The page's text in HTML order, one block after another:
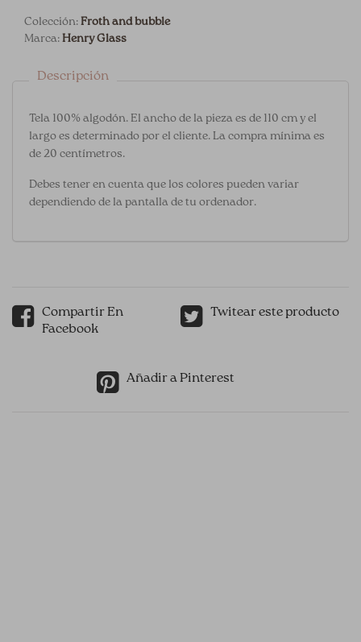
Colección:Froth and bubble
Marca:Henry Glass
Descripción
Tela 100% algodón. El ancho de la pieza es de 110 cm y el
largo es determinado por el cliente. La compra mínima es
de 20 centímetros.
Debes tener en cuenta que los colores pueden variar
dependiendo de la pantalla de tu ordenador.
Compartir En
Facebook
Twitear este producto
Añadir a Pinterest